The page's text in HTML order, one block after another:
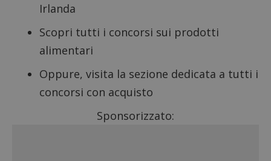
Irlanda
Scopri tutti i concorsi sui prodotti
alimentari
Oppure, visita la sezione dedicata a tutti i
concorsi con acquisto
Sponsorizzato: